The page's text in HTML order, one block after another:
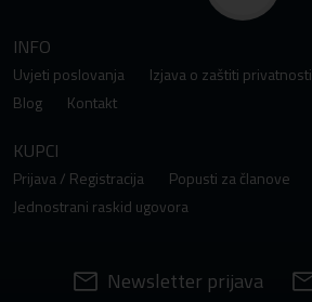
INFO
Uvjeti poslovanja Izjava o zaštiti privatnosti
Blog
Kontakt
KUPCI
Prijava / Registracija Popusti za članove
Jednostrani raskid ugovora
Newsletter prijava